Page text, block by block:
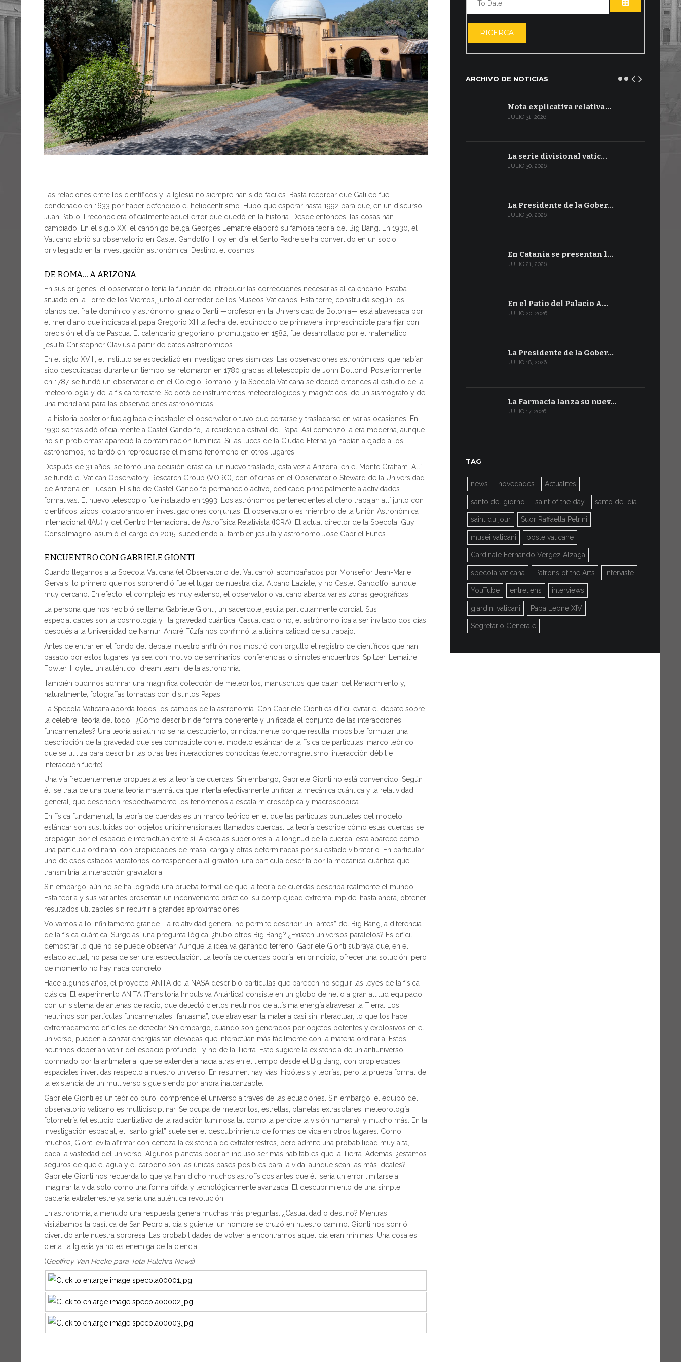
Las relaciones entre los científicos y la Iglesia no siempre han sido fáciles. Basta recordar que Galileo fue
condenado en 1633 por haber defendido el heliocentrismo. Hubo que esperar hasta 1992 para que, en un discurso,
Juan Pablo II reconociera oficialmente aquel error que quedó en la historia. Desde entonces, las cosas han
cambiado. En el siglo XX, el canónigo belga Georges Lemaître elaboró su famosa teoría del Big Bang. En 1930, el
Vaticano abrió su observatorio en Castel Gandolfo. Hoy en día, el Santo Padre se ha convertido en un socio
privilegiado en la investigación astronómica. Destino: el cosmos.
DE ROMA… A ARIZONA
En sus orígenes, el observatorio tenía la función de introducir las correcciones necesarias al calendario. Estaba
situado en la Torre de los Vientos, junto al corredor de los Museos Vaticanos. Esta torre, construida según los
planos del fraile dominico y astrónomo Ignazio Danti —profesor en la Universidad de Bolonia— está atravesada por
el meridiano que indicaba al papa Gregorio XIII la fecha del equinoccio de primavera, imprescindible para fijar con
precisión el día de Pascua. El calendario gregoriano, promulgado en 1582, fue desarrollado por el matemático
jesuita Christopher Clavius a partir de datos astronómicos.
En el siglo XVIII, el instituto se especializó en investigaciones sísmicas. Las observaciones astronómicas, que habían
sido descuidadas durante un tiempo, se retomaron en 1780 gracias al telescopio de John Dollond. Posteriormente,
en 1787, se fundó un observatorio en el Colegio Romano, y la Specola Vaticana se dedicó entonces al estudio de la
meteorología y de la física terrestre. Se dotó de instrumentos meteorológicos y magnéticos, de un sismógrafo y de
una meridiana para las observaciones astronómicas.
La historia posterior fue agitada e inestable: el observatorio tuvo que cerrarse y trasladarse en varias ocasiones. En
1930 se trasladó oficialmente a Castel Gandolfo, la residencia estival del Papa. Así comenzó la era moderna, aunque
no sin problemas: apareció la contaminación lumínica. Si las luces de la Ciudad Eterna ya habían alejado a los
astrónomos, no tardó en reproducirse el mismo fenómeno en otros lugares.
Después de 31 años, se tomó una decisión drástica: un nuevo traslado, esta vez a Arizona, en el Monte Graham. Allí
se fundó el Vatican Observatory Research Group (VORG), con oficinas en el Observatorio Steward de la Universidad
de Arizona en Tucson. El sitio de Castel Gandolfo permaneció activo, dedicado principalmente a actividades
formativas. El nuevo telescopio fue instalado en 1993. Los astrónomos pertenecientes al clero trabajan allí junto con
científicos laicos, colaborando en investigaciones conjuntas. El observatorio es miembro de la Unión Astronómica
Internacional (IAU) y del Centro Internacional de Astrofísica Relativista (ICRA). El actual director de la Specola, Guy
Consolmagno, asumió el cargo en 2015, sucediendo al también jesuita y astrónomo José Gabriel Funes.
ENCUENTRO CON GABRIELE GIONTI
Cuando llegamos a la Specola Vaticana (el Observatorio del Vaticano), acompañados por Monseñor Jean-Marie
Gervais, lo primero que nos sorprendió fue el lugar de nuestra cita: Albano Laziale, y no Castel Gandolfo, aunque
muy cercano. En efecto, el complejo es muy extenso; el observatorio vaticano abarca varias zonas geográficas.
La persona que nos recibió se llama Gabriele Gionti, un sacerdote jesuita particularmente cordial. Sus
especialidades son la cosmología y… la gravedad cuántica. Casualidad o no, el astrónomo iba a ser invitado dos días
después a la Universidad de Namur. André Füzfa nos confirmó la altísima calidad de su trabajo.
Antes de entrar en el fondo del debate, nuestro anfitrión nos mostró con orgullo el registro de científicos que han
pasado por estos lugares, ya sea con motivo de seminarios, conferencias o simples encuentros. Spitzer, Lemaître,
Fowler, Hoyle… un auténtico “dream team” de la astronomía.
También pudimos admirar una magnífica colección de meteoritos, manuscritos que datan del Renacimiento y,
naturalmente, fotografías tomadas con distintos Papas.
La Specola Vaticana aborda todos los campos de la astronomía. Con Gabriele Gionti es difícil evitar el debate sobre
la célebre “teoría del todo”. ¿Cómo describir de forma coherente y unificada el conjunto de las interacciones
fundamentales? Una teoría así aún no se ha descubierto, principalmente porque resulta imposible formular una
descripción de la gravedad que sea compatible con el modelo estándar de la física de partículas, marco teórico
que se utiliza para describir las otras tres interacciones conocidas (electromagnetismo, interacción débil e
interacción fuerte).
Una vía frecuentemente propuesta es la teoría de cuerdas. Sin embargo, Gabriele Gionti no está convencido. Según
él, se trata de una buena teoría matemática que intenta efectivamente unificar la mecánica cuántica y la relatividad
general, que describen respectivamente los fenómenos a escala microscópica y macroscópica.
En física fundamental, la teoría de cuerdas es un marco teórico en el que las partículas puntuales del modelo
estándar son sustituidas por objetos unidimensionales llamados cuerdas. La teoría describe cómo estas cuerdas se
propagan por el espacio e interactúan entre sí. A escalas superiores a la longitud de la cuerda, esta aparece como
una partícula ordinaria, con propiedades de masa, carga y otras determinadas por su estado vibratorio. En particular,
uno de esos estados vibratorios correspondería al gravitón, una partícula descrita por la mecánica cuántica que
transmitiría la interacción gravitatoria.
Sin embargo, aún no se ha logrado una prueba formal de que la teoría de cuerdas describa realmente el mundo.
Esta teoría y sus variantes presentan un inconveniente práctico: su complejidad extrema impide, hasta ahora, obtener
resultados utilizables sin recurrir a grandes aproximaciones.
Volvamos a lo infinitamente grande. La relatividad general no permite describir un “antes” del Big Bang, a diferencia
de la física cuántica. Surge así una pregunta lógica: ¿hubo otros Big Bang? ¿Existen universos paralelos? Es difícil
demostrar lo que no se puede observar. Aunque la idea va ganando terreno, Gabriele Gionti subraya que, en el
estado actual, no pasa de ser una especulación. La teoría de cuerdas podría, en principio, ofrecer una solución, pero
de momento no hay nada concreto.
Hace algunos años, el proyecto ANITA de la NASA describió partículas que parecen no seguir las leyes de la física
clásica. El experimento ANITA (Transitoria Impulsiva Antártica) consiste en un globo de helio a gran altitud equipado
con un sistema de antenas de radio, que detectó ciertos neutrinos de altísima energía atravesar la Tierra. Los
neutrinos son partículas fundamentales “fantasma”, que atraviesan la materia casi sin interactuar, lo que los hace
extremadamente difíciles de detectar. Sin embargo, cuando son generados por objetos potentes y explosivos en el
universo, pueden alcanzar energías tan elevadas que interactúan más fácilmente con la materia ordinaria. Estos
neutrinos deberían venir del espacio profundo… y no de la Tierra. Esto sugiere la existencia de un antiuniverso
dominado por la antimateria, que se extendería hacia atrás en el tiempo desde el Big Bang, con propiedades
espaciales invertidas respecto a nuestro universo. En resumen: hay vías, hipótesis y teorías, pero la prueba formal de
la existencia de un multiverso sigue siendo por ahora inalcanzable.
Gabriele Gionti es un teórico puro: comprende el universo a través de las ecuaciones. Sin embargo, el equipo del
observatorio vaticano es multidisciplinar. Se ocupa de meteoritos, estrellas, planetas extrasolares, meteorología,
fotometría (el estudio cuantitativo de la radiación luminosa tal como la percibe la visión humana), y mucho más. En la
investigación espacial, el “santo grial” suele ser el descubrimiento de formas de vida en otros lugares. Como
muchos, Gionti evita afirmar con certeza la existencia de extraterrestres, pero admite una probabilidad muy alta,
dada la vastedad del universo. Algunos planetas podrían incluso ser más habitables que la Tierra. Además, ¿estamos
seguros de que el agua y el carbono son las únicas bases posibles para la vida, aunque sean las más ideales?
Gabriele Gionti nos recuerda lo que ya han dicho muchos astrofísicos antes que él: sería un error limitarse a
imaginar la vida solo como una forma bífida y tecnológicamente avanzada. El descubrimiento de una simple
bacteria extraterrestre ya sería una auténtica revolución.
En astronomía, a menudo una respuesta genera muchas más preguntas. ¿Casualidad o destino? Mientras
visitábamos la basílica de San Pedro al día siguiente, un hombre se cruzó en nuestro camino. Gionti nos sonrió,
divertido ante nuestra sorpresa. Las probabilidades de volver a encontrarnos aquel día eran mínimas. Una cosa es
cierta: la Iglesia ya no es enemiga de la ciencia.
(Geoffrey Van Hecke para Tota Pulchra News)
ABRIR EL
RICERCA
ARCHIVO DE NOTICIAS
Nota explicativa relativa…
JULIO 31, 2026
La serie divisional vatic…
JULIO 30, 2026
La Presidente de la Gober…
JULIO 30, 2026
En Catania se presentan l…
JULIO 21, 2026
En el Patio del Palacio A…
JULIO 20, 2026
La Presidente de la Gober…
JULIO 18, 2026
La Farmacia lanza su nuev…
JULIO 17, 2026
TAG
news novedades Actualités
santo del giorno saint of the day santo del día
saint du jour Suor Raffaella Petrini
musei vaticani poste vaticane
Cardinale Fernando Vérgez Alzaga
specola vaticana Patrons of the Arts interviste
YouTube entretiens interviews
giardini vaticani Papa Leone XIV
Segretario Generale